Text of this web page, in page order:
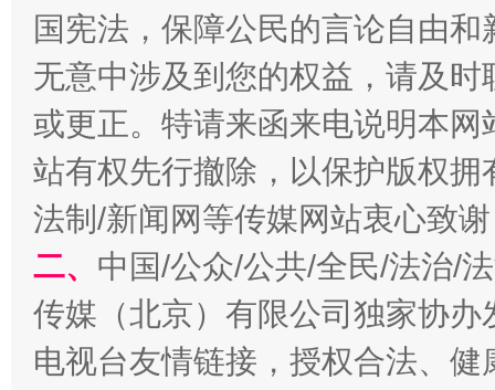
揭开“小金库”的免责幌子
国宪法，保障公民的言论自由
无意中涉及到您的权益，请及
或更正。特请来函来电说明本
站有权先行撤除，以保护版权
法制/新闻网等传媒网站衷心致
二、 中国/公众/公共/全民/法治/
传媒（北京）有限公司独家协
电视台友情链接，授权合法、